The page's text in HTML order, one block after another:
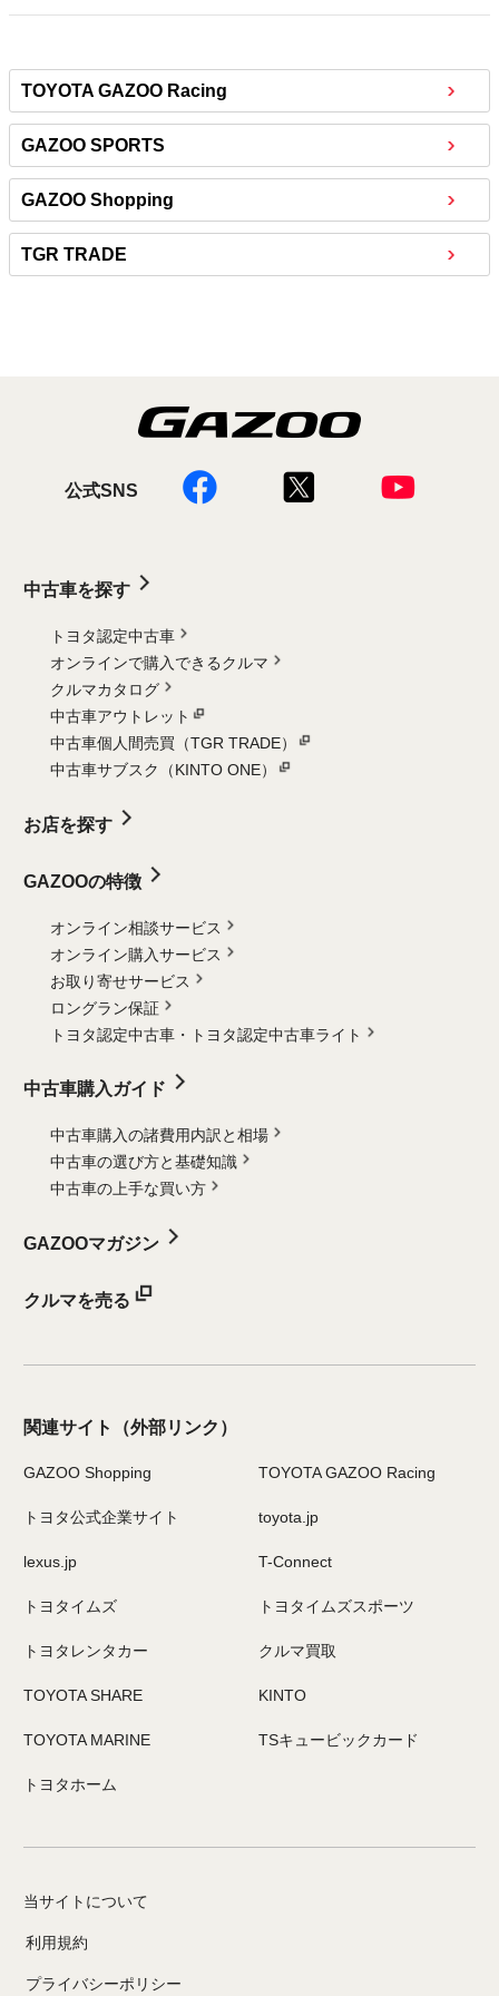
TOYOTA GAZOO Racing
GAZOO SPORTS
GAZOO Shopping
TGR TRADE
公式SNS
中古車を探す
トヨタ認定中古車
オンラインで購入できるクルマ
クルマカタログ
中古車アウトレット
中古車個人間売買（TGR TRADE）
中古車サブスク（KINTO ONE）
お店を探す
GAZOOの特徴
オンライン相談サービス
オンライン購入サービス
お取り寄せサービス
ロングラン保証
トヨタ認定中古車・
トヨタ認定中古車ライト
中古車購入ガイド
中古車購入の諸費用内訳と相場
中古車の選び方と基礎知識
中古車の上手な買い方
GAZOOマガジン
クルマを売る
関連サイト （外部リンク）
GAZOO Shopping TOYOTA GAZOO Racing
トヨタ公式企業サイト toyota.jp
lexus.jp T-Connect
トヨタイムズ トヨタイムズスポーツ
トヨタレンタカー クルマ買取
TOYOTA SHARE KINTO
TOYOTA MARINE TSキュービックカード
トヨタホーム
当サイトについて
利用規約
プライバシーポリシー